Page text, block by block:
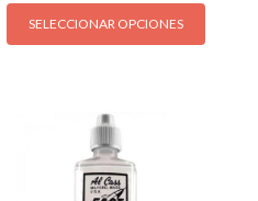
SELECCIONAR OPCIONES